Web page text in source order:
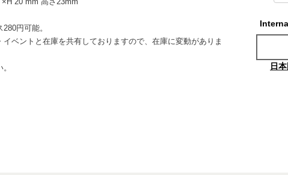
円可能。
ベントと在庫を共有しておりますので、在庫に変動がありま
日